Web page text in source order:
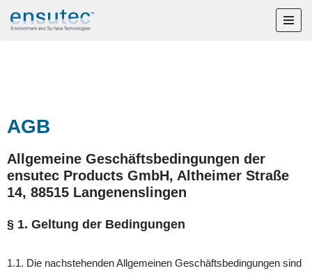
AGB
Allgemeine Geschäftsbedingungen der
ensutec Products GmbH, Altheimer Straße
14, 88515 Langenenslingen
§ 1. Geltung der Bedingungen
1.1. Die nachstehenden Allgemeinen Geschäftsbedingungen sind